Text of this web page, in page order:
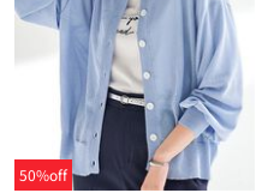
50%off